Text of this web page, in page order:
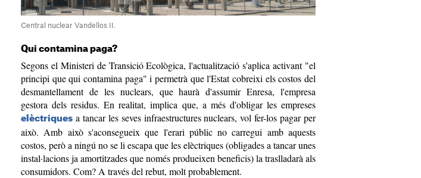
Central nuclear Vandellos II.
Qui contamina paga?
Segons el Ministeri de Transició Ecològica, l'actualització s'aplica activant "el
principi que qui contamina paga" i permetrà que l'Estat cobreixi els costos del
desmantellament de les nuclears, que haurà d'assumir Enresa, l'empresa
gestora dels residus. En realitat, implica que, a més d'obligar les empreses
elèctriques a tancar les seves infraestructures nuclears, vol fer-los pagar per
això. Amb això s'aconsegueix que l'erari públic no carregui amb aquests
costos, però a ningú no se li escapa que les elèctriques (obligades a tancar unes
instal·lacions ja amortitzades que només produeixen beneficis) la traslladarà als
consumidors. Com? A través del rebut, molt probablement.